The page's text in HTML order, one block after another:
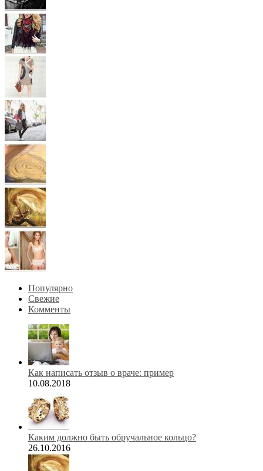
Популярно
Свежие
Комменты
Как написать отзыв о враче: пример
10.08.2018
Каким должно быть обручальное кольцо?
26.10.2016